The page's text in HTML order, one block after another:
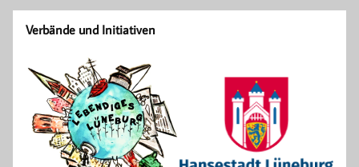
Verbände und Initiativen